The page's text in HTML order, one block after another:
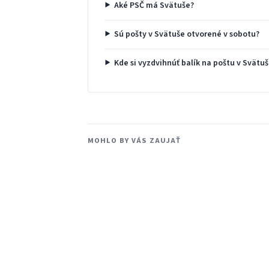
Aké PSČ má Svätuše?
Sú pošty v Svätuše otvorené v sobotu?
Kde si vyzdvihnúť balík na poštu v
MOHLO BY VÁS ZAUJAŤ